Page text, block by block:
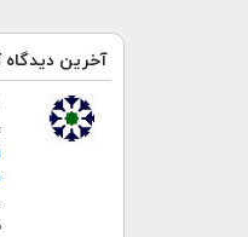
آخرین دیدگاه